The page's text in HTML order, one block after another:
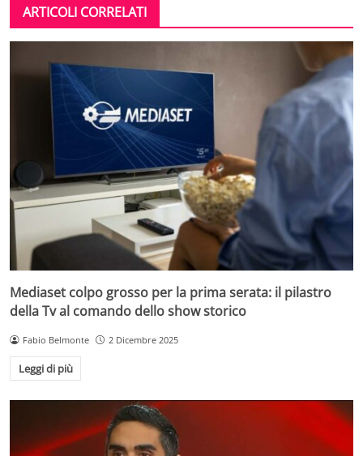
ARTICOLI CORRELATI
Mediaset colpo grosso per la prima serata: il pilastro
della Tv al comando dello show storico
Fabio Belmonte 2 Dicembre 2025
Leggi di più